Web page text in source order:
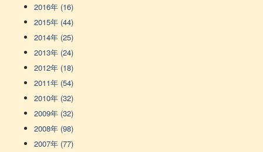
2016年 (16)
2015年 (44)
2014年 (25)
2013年 (24)
2012年 (18)
2011年 (54)
2010年 (32)
2009年 (32)
2008年 (98)
2007年 (77)